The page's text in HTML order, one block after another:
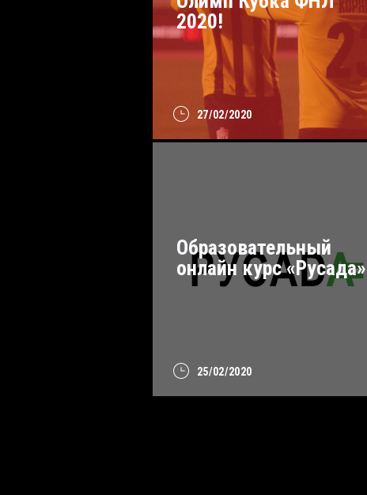
27/02/2020
2020!
25/02/2020
Образовательный
онлайн курс «Русада»